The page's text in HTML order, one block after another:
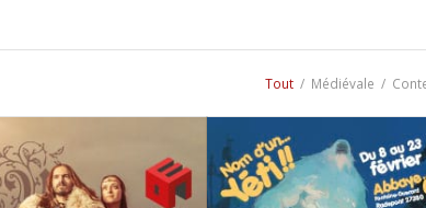
Tout / Médiévale /